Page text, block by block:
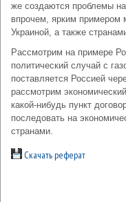
же создаются проблемы
впрочем, ярким примером
Украиной, а также
Рассмотрим на примере
политический случай с
поставляется Россией
рассмотрим
какой-нибудь пункт
последовать на
странами.
Скачать реферат